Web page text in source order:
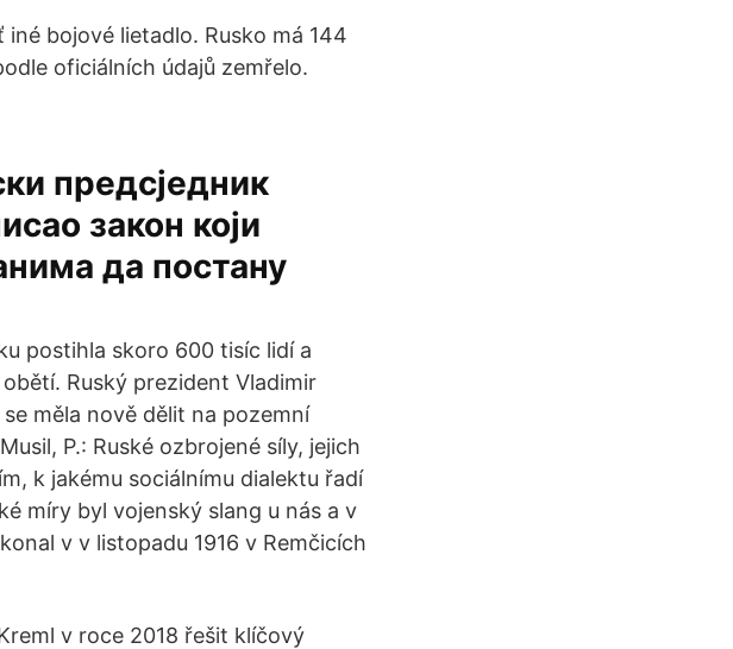
bojové lietadlo. Rusko má 144
oficiálních údajů zemřelo.
предсједник
закон који
да постану
postihla skoro 600 tisíc lidí a
Ruský prezident Vladimir
měla nově dělit na pozemní
P.: Ruské ozbrojené síly, jejich
k jakému sociálnímu dialektu řadí
míry byl vojenský slang u nás a v
v v listopadu 1916 v Remčicích
v roce 2018 řešit klíčový